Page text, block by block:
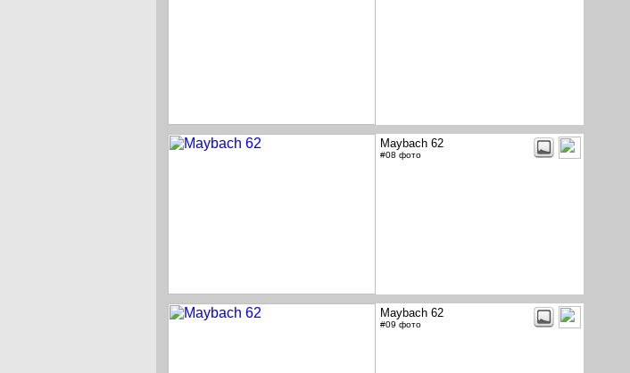
Maybach 62
#08 фото
Maybach 62
#09 фото